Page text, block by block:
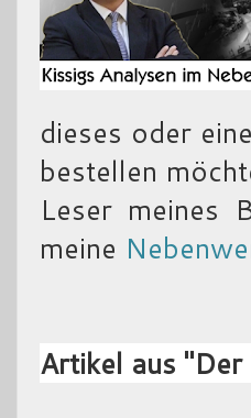
dieses oder
bestellen
Leser meines
meine
Artikel aus